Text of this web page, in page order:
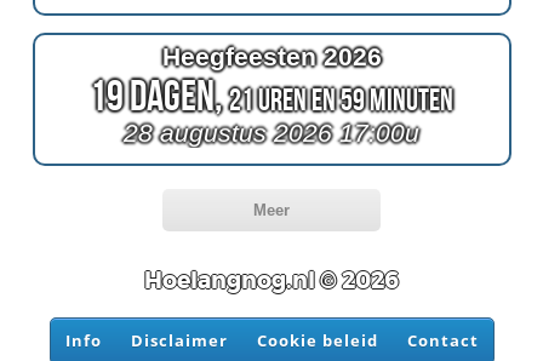
Heegfeesten 2026
19 Dagen,21 Uren en 59 Minuten
28 augustus 2026 17:00u
Meer
Hoelangnog.nl © 2026
Info Disclaimer Cookie beleid Contact